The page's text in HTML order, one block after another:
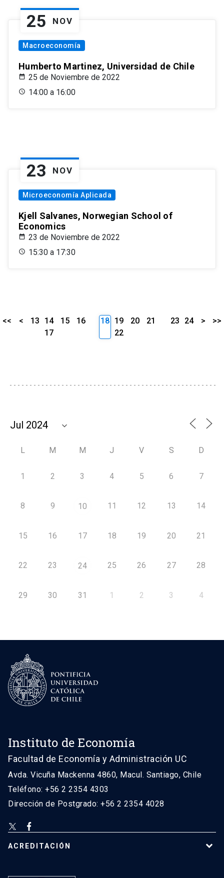
25 NOV
Macroeconomía
Humberto Martinez, Universidad de Chile
25 de Noviembre de 2022
14:00 a 16:00
23 NOV
Microeconomía Aplicada
Kjell Salvanes, Norwegian School of
Economics
23 de Noviembre de 2022
15:30 a 17:30
<< < 13 14 15
16
17
18 19 20
21
22
23 24 > >>
L M M J V S D
1 2 3 4 5 6 7
8 9 10 11 12 13 14
15 16 17 18 19 20 21
22 23 24 25 26 27 28
29 30 31 1 2 3 4
Instituto de Economía
Facultad de Economía y Administración UC
Avda. Vicuña Mackenna 4860, Macul. Santiago, Chile
Teléfono: +56 2 2354 4303
Dirección de Postgrado: +56 2 2354 4028
ACREDITACIÓN